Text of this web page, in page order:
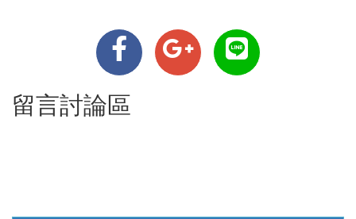
留言討論區